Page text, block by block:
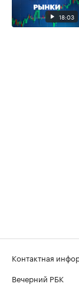
18:03
Контактная
Вечерний РБК